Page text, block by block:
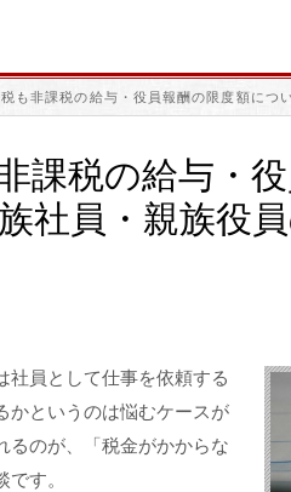
も非課税の給与・役員報酬の限度額につ
課税の給与・
社員・親族役員
社員として仕事を依頼する
かというのは悩むケースが
るのが、「税金がかからな
す。